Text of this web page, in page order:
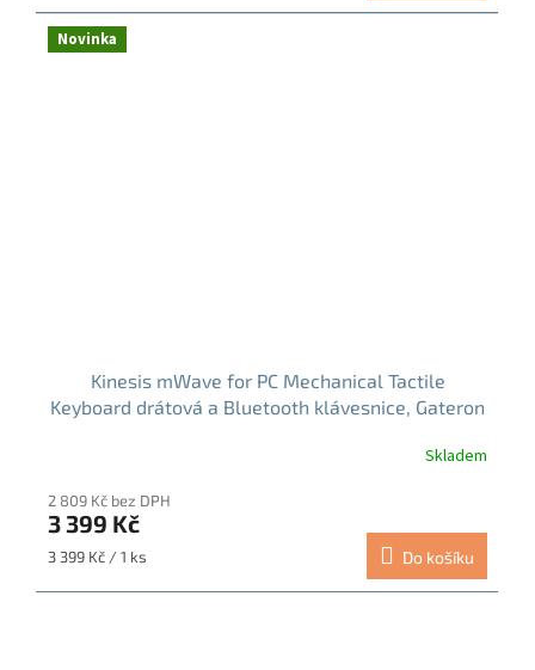
5
hvězdiček.
Novinka
Kinesis mWave for PC Mechanical Tactile
Keyboard drátová a Bluetooth klávesnice, Gateron
produktu
je
4,5
5
Skladem
2 809 Kč bez DPH
3 399 Kč
Měrná
3 399 Kč / 1 ks Do košíku